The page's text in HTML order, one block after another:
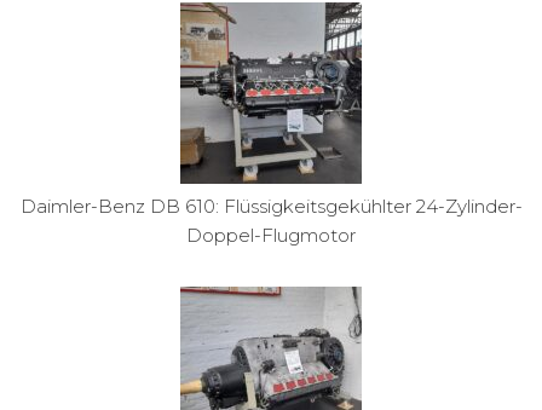
Daimler-Benz DB 610: Flüssigkeitsgekühlter 24-Zylinder-
Doppel-Flugmotor